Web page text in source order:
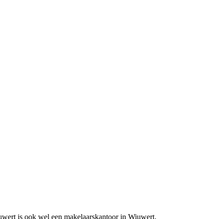
is ook wel een makelaarskantoor in Wiuwert.